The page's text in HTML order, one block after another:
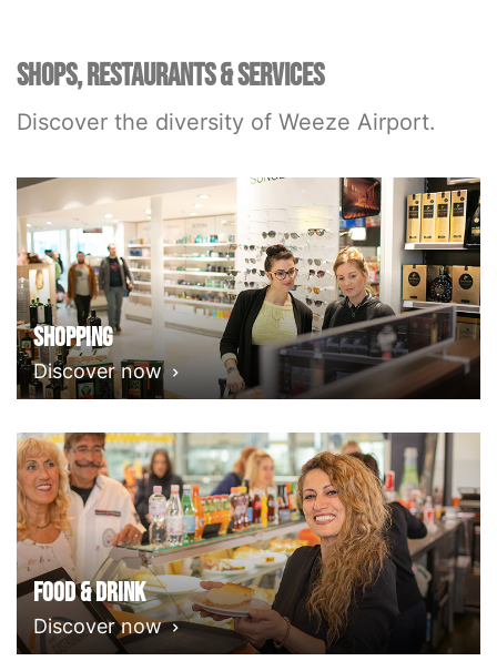
SHOPS, RESTAURANTS & SERVICES
Discover the diversity of Weeze Airport.
Shopping
Discover now
Food & Drink
Discover now